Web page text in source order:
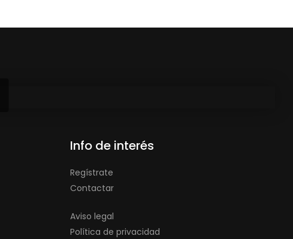
Info de interés
Regístrate
Contactar
Aviso legal
Política de privacidad